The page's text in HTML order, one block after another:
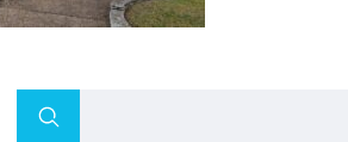
Rechercher :